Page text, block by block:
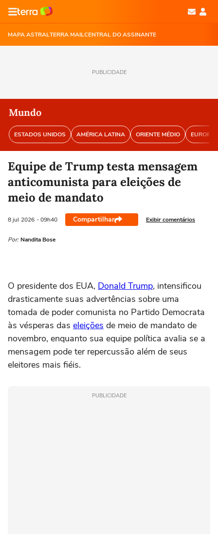
MAPA ASTRALTERRA MAILCENTRAL DO ASSINANTE
PUBLICIDADE
Mundo
ESTADOS UNIDOS AMÉRICA LATINA ORIENTE MÉDIO EUROPA
Equipe de Trump testa mensagem
anticomunista para eleições de
meio de mandato
8 jul 2026 - 09h40 Compartilhar Exibir comentários
Por: Nandita Bose
O presidente dos EUA, Donald Trump, intensificou
drasticamente suas advertências sobre ‌uma
tomada de poder comunista no Partido Democrata
às vésperas das eleições de meio de mandato de
novembro, enquanto sua equipe política avalia se a
mensagem pode ter repercussão além de seus
eleitores mais fiéis.
PUBLICIDADE